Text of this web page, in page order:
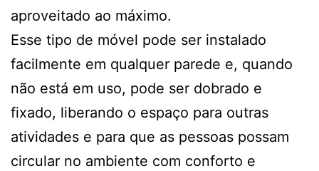
aproveitado ao máximo.
Esse tipo de móvel pode ser instalado
facilmente em qualquer parede e, quando
não está em uso, pode ser dobrado e
fixado, liberando o espaço para outras
atividades e para que as pessoas possam
circular no ambiente com conforto e